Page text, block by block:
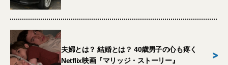
夫婦とは？ 結婚とは？ 40歳男子の心も疼く
Netflix映画『マリッジ・ストーリー』
>